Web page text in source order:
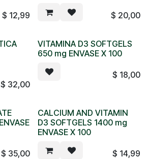
$ 12,99 $ 20,00
$ 32,00
VITAMINA D3 SOFTGELS
650 mg ENVASE X 100
$ 18,00
$ 35,00
CALCIUM AND VITAMIN
D3 SOFTGELS 1400 mg
ENVASE X 100
$ 14,99